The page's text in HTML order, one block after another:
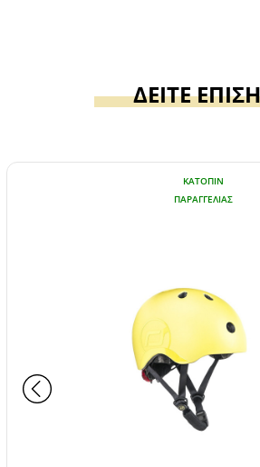
ΔΕΙΤΕ
ΚΑΤΌΠΙΝ
ΠΑΡΑΓΓΕΛΊΑΣ